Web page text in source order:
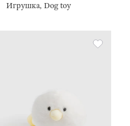
Игрушка, Dog toy